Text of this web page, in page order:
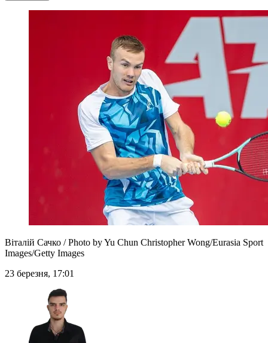
Віталій Сачко / Photo by Yu Chun Christopher Wong/Eurasia Sport
Images/Getty Images
23 березня, 17:01